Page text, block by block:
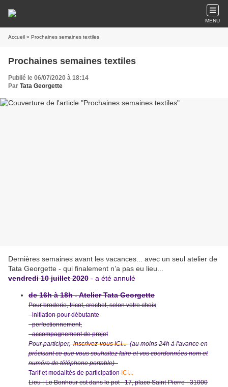
MENU
Accueil » Prochaines semaines textiles
Prochaines semaines textiles
Publié le 06/07/2020 à 18:14
Par Tata Georgette
Dernières semaines avant les vacances... avec un seul atelier de
Tata Georgette - qui finalement n’a pas eu lieu...
vendredi 10 juillet 2020 - a été annulé
de 16h à 18h - Atelier Tata Georgette
Pour broderie, tricot, crochet, selon votre choix
- initiation pour débutante
- perfectionnement,
-accompagnement de projet
Pour participer,inscrivez-vous ICI...(au moins 24h à l'avance en
précisant ce que vous souhaitez faire et vos coordonnées nom et
numéro de téléphone portable)-
Tarif et modalités de participationICI...
Lieu : Le Bonheur est dans le pot - 17, place Saint-Pierre - 31000